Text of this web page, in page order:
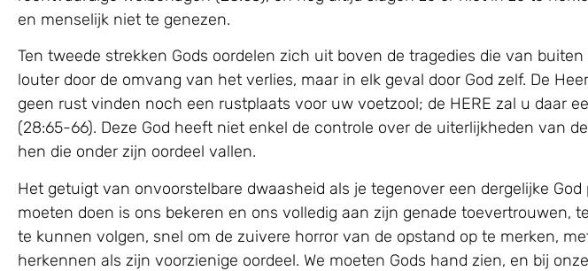
en menselijk niet te genezen.
Ten tweede strekken Gods oordelen zich uit boven de tragedies die van
louter door de omvang van het verlies, maar in elk geval door God zelf. De
geen rust vinden noch een rustplaats voor uw voetzool; de HERE zal u daar
(28:65-66). Deze God heeft niet enkel de controle over de uiterlijkheden van
hen die onder zijn oordeel vallen.
Het getuigt van onvoorstelbare dwaasheid als je tegenover een dergelijke
moeten doen is ons bekeren en ons volledig aan zijn genade toevertrouwen,
te kunnen volgen, snel om de zuivere horror van de opstand op te merken,
herkennen als zijn voorzienige oordeel. We moeten Gods hand zien, en bij